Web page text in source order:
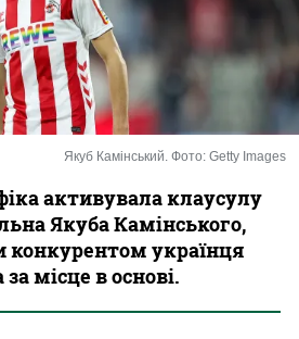
Казино
Якуб Камінський. Фото: Getty Images
активувала клаусулу
Якуба Камінського,
українця
місце в основі.